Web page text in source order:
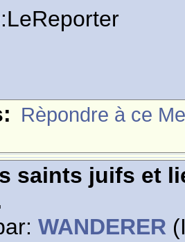
Rèpondre à ce
saints juifs et
WANDERER